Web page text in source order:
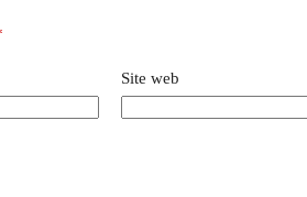
Site web